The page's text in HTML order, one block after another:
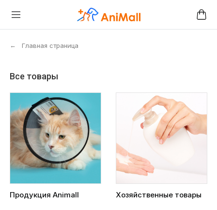
← Главная страница
Все товары
Продукция Animall Хозяйственные товары